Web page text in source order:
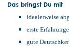
Das bringst Du mit
idealerweise
erste
gute